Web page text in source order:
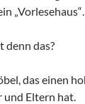
denn das?
das einen
und Eltern hat.